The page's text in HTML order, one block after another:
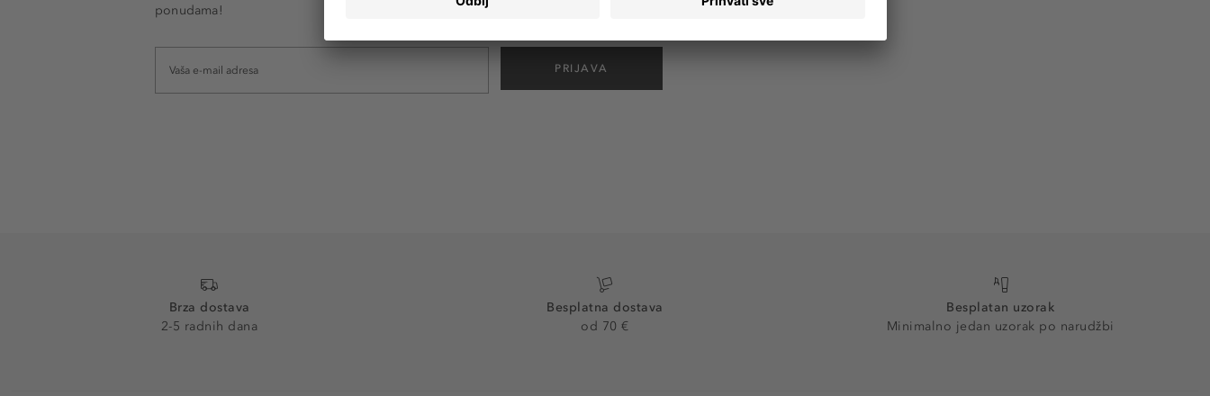
ponudama!
PRIJAVA
Brza dostava
2-5 radnih dana
Besplatna dostava
od 70 €
Besplatan uzorak
Minimalno jedan uzorak po narudžbi